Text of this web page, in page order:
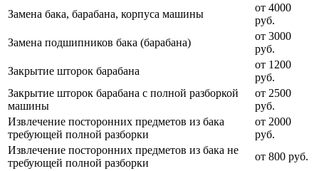
Замена бака, барабана, корпуса машины
от 4000
руб.
Замена подшипников бака (барабана)
от 3000
руб.
Закрытие шторок барабана
от 1200
руб.
Закрытие шторок барабана с полной разборкой
машины
от 2500
руб.
Извлечение посторонних предметов из бака
требующей полной разборки
от 2000
руб.
Извлечение посторонних предметов из бака не
требующей полной разборки
от 800 руб.